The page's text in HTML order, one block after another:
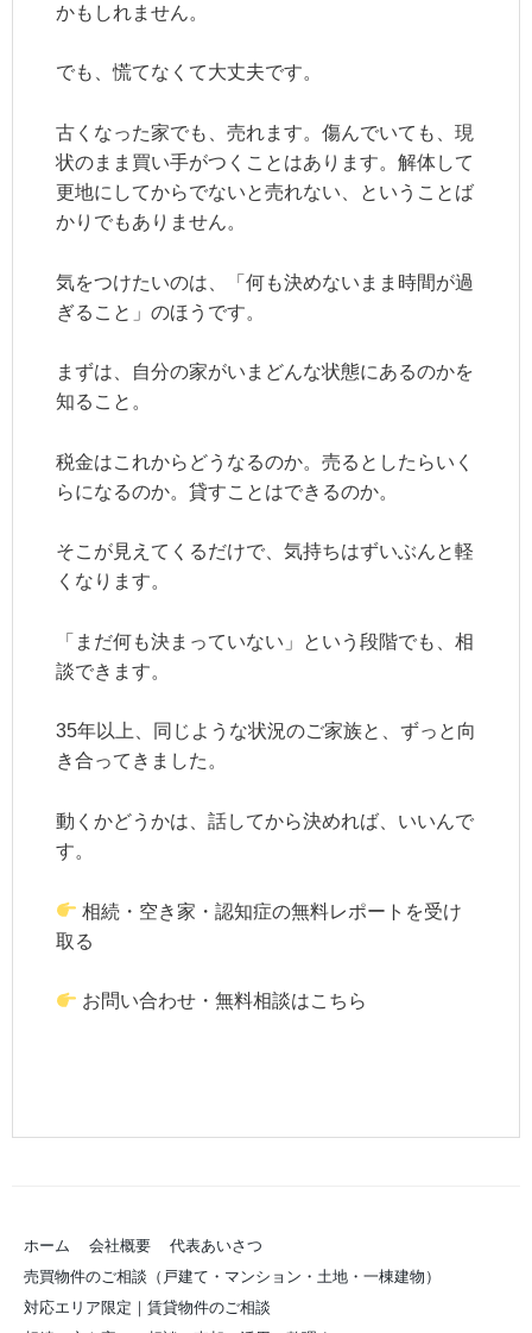
かもしれません。
でも、慌てなくて大丈夫です。
古くなった家でも、売れます。傷んでいても、現
状のまま買い手がつくことはあります。解体して
更地にしてからでないと売れない、ということば
かりでもありません。
気をつけたいのは、「何も決めないまま時間が過
ぎること」のほうです。
まずは、自分の家がいまどんな状態にあるのかを
知ること。
税金はこれからどうなるのか。売るとしたらいく
らになるのか。貸すことはできるのか。
そこが見えてくるだけで、気持ちはずいぶんと軽
くなります。
「まだ何も決まっていない」という段階でも、相
談できます。
35年以上、同じような状況のご家族と、ずっと向
き合ってきました。
動くかどうかは、話してから決めれば、いいんで
す。
相続・空き家・認知症の無料レポートを受け
取る
お問い合わせ・無料相談はこちら
ホーム 会社概要
代表あいさつ
売買物件のご相談（戸建て・マンション・土地・一棟建物）
対応エリア限定｜賃貸物件のご相談